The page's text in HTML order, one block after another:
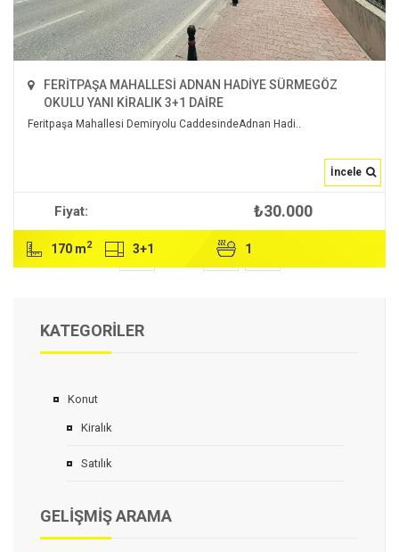
FERİTPAŞA MAHALLESİ ADNAN HADİYE SÜRMEGÖZ
OKULU YANI KİRALIK 3+1 DAİRE
Feritpaşa Mahallesi Demiryolu CaddesindeAdnan Hadi..
İncele
Fiyat: ₺30.000
170 m2 3+1 1
 2
KATEGORILER
Konut
Kiralık
Satılık
GELIŞMIŞ ARAMA